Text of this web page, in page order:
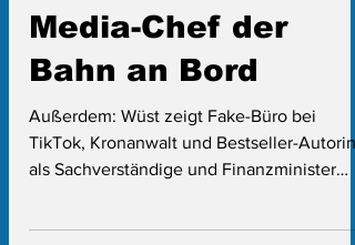
Grüne holen Social
Media-Chef der
Bahn an Bord
Außerdem: Wüst zeigt Fake-Büro bei
als Sachverständige und Finanzminister